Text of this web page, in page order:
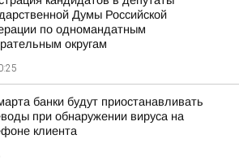
Думы Российской
по одномандатным
округам
банки будут приостанавливать
при обнаружении вируса на
клиента